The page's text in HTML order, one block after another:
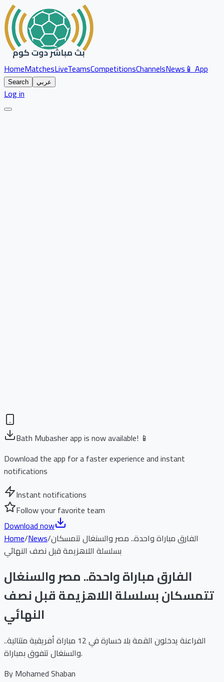
HomeMatchesLiveTeamsCompetitionsChannelsNews📱 App
Search عربي
Log in
Bath Mubasher app is now available! 📱
Download the app for a faster experience and instant
notifications
Instant notifications
Follow your favorite team
Download now
Home/News/الفارق مباراة واحدة.. مصر والسنغال تتمسكان
بسلسلة اللاهزيمة قبل نصف النهائي
الفارق مباراة واحدة.. مصر والسنغال
تتمسكان بسلسلة اللاهزيمة قبل نصف
النهائي
الفراعنة يدخلون القمة بلا خسارة في 12 مباراة أفريقية متتالية..
والسنغال تتفوق بمباراة.
ByMohamed Shaban